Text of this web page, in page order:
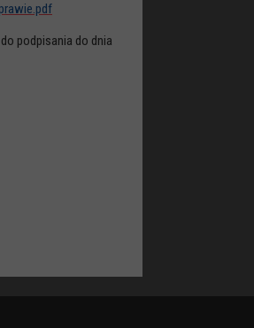
podpisania do dnia